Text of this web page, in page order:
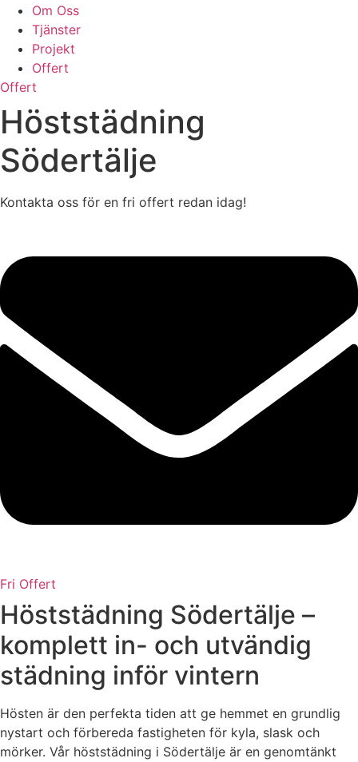
Om Oss
Tjänster
Projekt
Offert
Offert
Höststädning
Södertälje
Kontakta oss för en fri offert redan idag!
Fri Offert
Höststädning Södertälje –
komplett in- och utvändig
städning inför vintern
Hösten är den perfekta tiden att ge hemmet en grundlig
nystart och förbereda fastigheten för kyla, slask och
mörker. Vår höststädning i Södertälje är en genomtänkt